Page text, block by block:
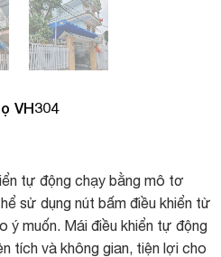
VH304
tự động chạy bằng mô tơ
sử dụng nút bấm điều khiển từ
ý muốn. Mái điều khiển tự động
tích và không gian, tiện lợi cho